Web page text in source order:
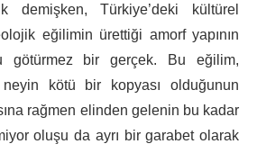
demişken, Türkiye’deki kültürel
eğilimin ürettiği amorf yapının
götürmez bir gerçek. Bu eğilim,
kötü bir kopyası olduğunun
rağmen elinden gelenin bu kadar
oluşu da ayrı bir garabet olarak